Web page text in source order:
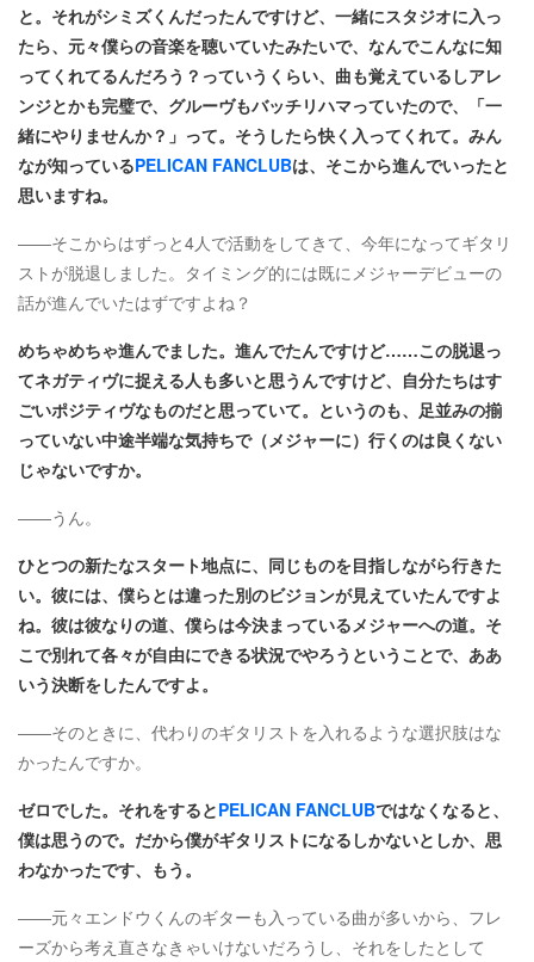
と。それがシミズくんだったんですけど、一緒にスタジオに入っ
たら、元々僕らの音楽を聴いていたみたいで、なんでこんなに知
ってくれてるんだろう？っていうくらい、曲も覚えているしアレ
ンジとかも完璧で、グルーヴもバッチリハマっていたので、「一
緒にやりませんか？」って。そうしたら快く入ってくれて。みん
なが知っているPELICAN FANCLUBは、そこから進んでいったと
思いますね。
――そこからはずっと4人で活動をしてきて、今年になってギタリ
ストが脱退しました。タイミング的には既にメジャーデビューの
話が進んでいたはずですよね？
めちゃめちゃ進んでました。進んでたんですけど……この脱退っ
てネガティヴに捉える人も多いと思うんですけど、自分たちはす
ごいポジティヴなものだと思っていて。というのも、足並みの揃
っていない中途半端な気持ちで（メジャーに）行くのは良くない
じゃないですか。
――うん。
ひとつの新たなスタート地点に、同じものを目指しながら行きた
い。彼には、僕らとは違った別のビジョンが見えていたんですよ
ね。彼は彼なりの道、僕らは今決まっているメジャーへの道。そ
こで別れて各々が自由にできる状況でやろうということで、ああ
いう決断をしたんですよ。
――そのときに、代わりのギタリストを入れるような選択肢はな
かったんですか。
ゼロでした。それをするとPELICAN FANCLUBではなくなると、
僕は思うので。だから僕がギタリストになるしかないとしか、思
わなかったです、もう。
――元々エンドウくんのギターも入っている曲が多いから、フレ
ーズから考え直さなきゃいけないだろうし、それをしたとして